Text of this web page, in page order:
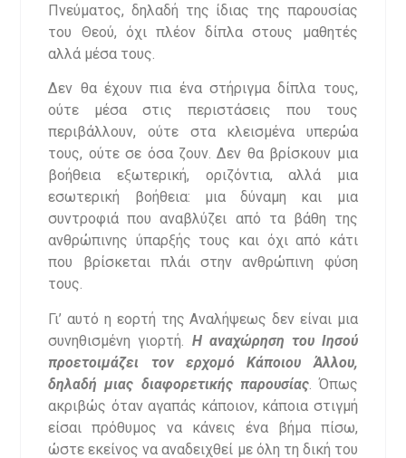
Πνεύματος, δηλαδή της ίδιας της παρουσίας
του Θεού, όχι πλέον δίπλα στους μαθητές
αλλά μέσα τους.
Δεν θα έχουν πια ένα στήριγμα δίπλα τους,
ούτε μέσα στις περιστάσεις που τους
περιβάλλουν, ούτε στα κλεισμένα υπερώα
τους, ούτε σε όσα ζουν. Δεν θα βρίσκουν μια
βοήθεια εξωτερική, οριζόντια, αλλά μια
εσωτερική βοήθεια: μια δύναμη και μια
συντροφιά που αναβλύζει από τα βάθη της
ανθρώπινης ύπαρξής τους και όχι από κάτι
που βρίσκεται πλάι στην ανθρώπινη φύση
τους.
Γι’ αυτό η εορτή της Αναλήψεως δεν είναι μια
συνηθισμένη γιορτή. Η αναχώρηση του Ιησού
προετοιμάζει τον ερχομό Κάποιου Άλλου,
δηλαδή μιας διαφορετικής παρουσίας. Όπως
ακριβώς όταν αγαπάς κάποιον, κάποια στιγμή
είσαι πρόθυμος να κάνεις ένα βήμα πίσω,
ώστε εκείνος να αναδειχθεί με όλη τη δική του